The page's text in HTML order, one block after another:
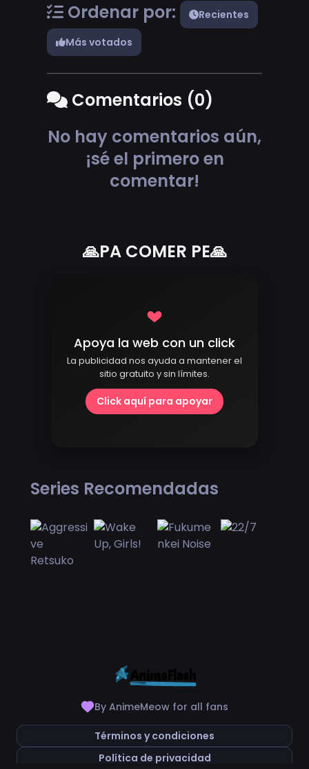
Ordenar por:
Recientes
Más votados
Comentarios (0)
No hay comentarios aún,
¡sé el primero en
comentar!
🙏PA COMER PE🙏
Apoya la web con un click
La publicidad nos ayuda a mantener el
sitio gratuito y sin límites.
Click aquí para apoyar
Series Recomendadas
By AnimeMeow for all fans
Términos y condiciones
Política de privacidad